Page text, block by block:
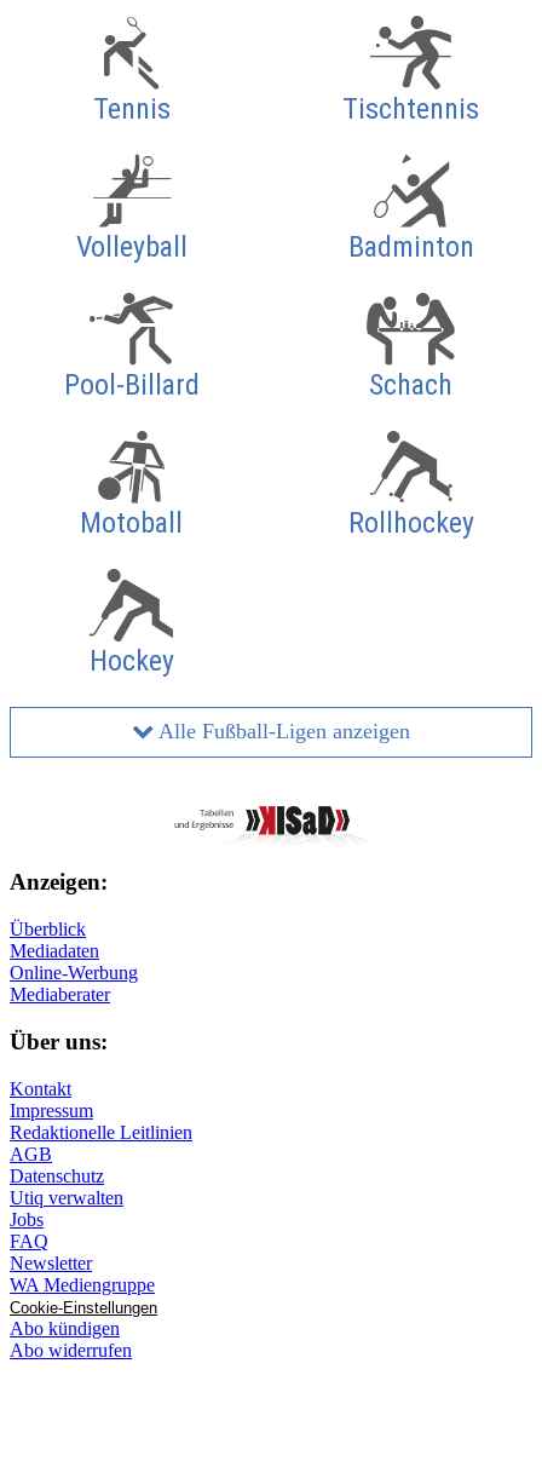
Tennis Tischtennis
Volleyball Badminton
Pool-Billard Schach
Motoball Rollhockey
Hockey
Alle Fußball-Ligen anzeigen
Anzeigen:
Überblick
Mediadaten
Online-Werbung
Mediaberater
Über uns:
Kontakt
Impressum
Redaktionelle Leitlinien
AGB
Datenschutz
Utiq verwalten
Jobs
FAQ
Newsletter
WA Mediengruppe
Cookie-Einstellungen
Abo kündigen
Abo widerrufen